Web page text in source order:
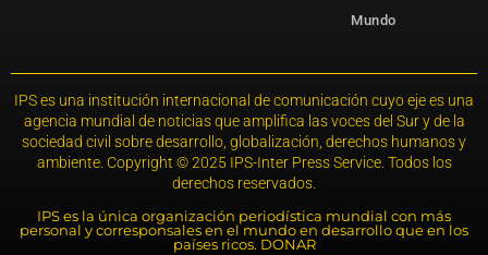
Mundo
IPS es una institución internacional de comunicación cuyo eje es una
agencia mundial de noticias que amplifica las voces del Sur y de la
sociedad civil sobre desarrollo, globalización, derechos humanos y
ambiente. Copyright © 2025 IPS-Inter Press Service. Todos los
derechos reservados.
IPS es la única organización periodística mundial con más
personal y corresponsales en el mundo en desarrollo que en los
países ricos. DONAR